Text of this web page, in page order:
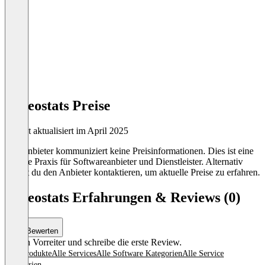
meteostats Preise
Zuletzt aktualisiert im April 2025
Der Anbieter kommuniziert keine Preisinformationen. Dies ist eine
übliche Praxis für Softwareanbieter und Dienstleister. Alternativ
kannst du den Anbieter kontaktieren, um aktuelle Preise zu erfahren.
meteostats Erfahrungen & Reviews (0)
Bewerten
Sei ein Vorreiter und schreibe die erste Review.
Alle ProdukteAlle ServicesAlle Software KategorienAlle Service